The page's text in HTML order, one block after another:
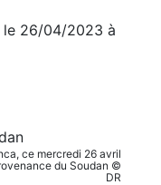
le 26/04/2023 à
ce mercredi 26 avril
du Soudan ©
DR